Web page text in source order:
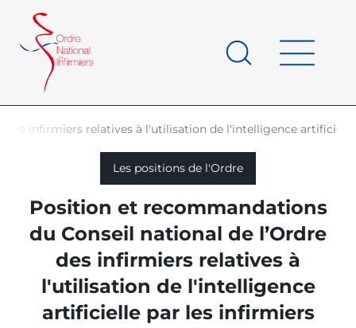
contenu
principal
d'Ariane
des infirmiers relatives à l'utilisation de l'intelligence
Les positions de l'Ordre
Position et recommandations
du Conseil national de l’Ordre
des infirmiers relatives à
l'utilisation de l'intelligence
artificielle par les infirmiers
page
Panneau de gestion des cookies